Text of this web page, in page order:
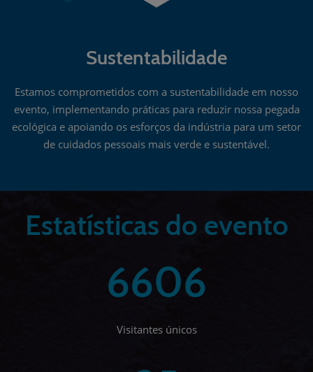
Sustentabilidade
Estamos comprometidos com a sustentabilidade em nosso
evento, implementando práticas para reduzir nossa pegada
ecológica e apoiando os esforços da indústria para um setor
de cuidados pessoais mais verde e sustentável.
Estatísticas do evento
6606
Visitantes únicos